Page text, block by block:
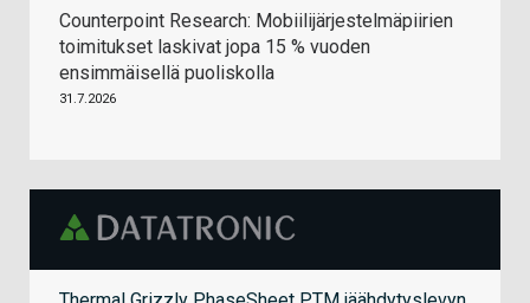
Counterpoint Research: Mobiilijärjestelmäpiirien
toimitukset laskivat jopa 15 % vuoden
ensimmäisellä puoliskolla
31.7.2026